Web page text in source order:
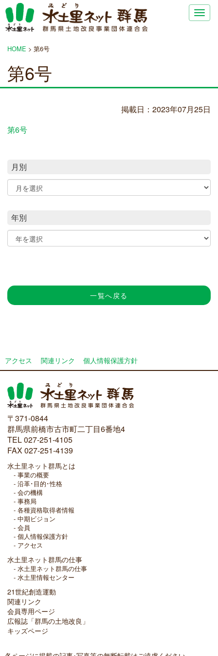
HOME > 第6号
第6号
掲載日：2023年07月25日
第6号
月別
年別
一覧へ戻る
アクセス 関連リンク 個人情報保護方針
〒371-0844
群馬県前橋市古市町二丁目6番地4
TEL 027-251-4105
FAX 027-251-4139
水土里ネット群馬とは
事業の概要
沿革･目的･性格
会の機構
事務局
各種資格取得者情報
中期ビジョン
会員
個人情報保護方針
アクセス
水土里ネット群馬の仕事
水土里ネット群馬の仕事
水土里情報センター
21世紀創造運動
関連リンク
会員専用ページ
広報誌「群馬の土地改良」
キッズページ